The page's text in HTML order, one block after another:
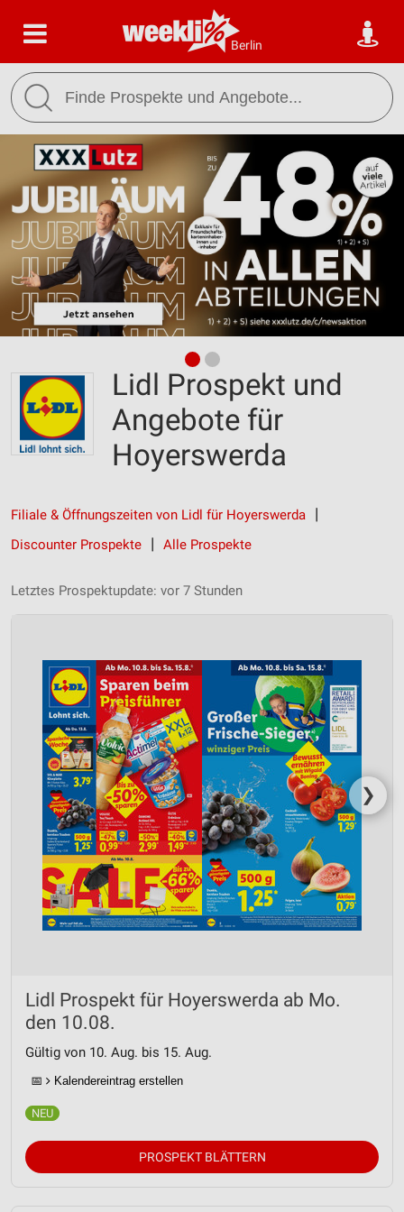
Berlin
Lidl Prospekt und
Angebote für
Hoyerswerda
Filiale & Öffnungszeiten von Lidl für Hoyerswerda
Discounter Prospekte
Alle Prospekte
Letztes Prospektupdate: vor 7 Stunden
❯
Lidl Prospekt für Hoyerswerda ab Mo.
den 10.08.
Gültig von 10. Aug. bis 15. Aug.
📅 Kalendereintrag erstellen
PROSPEKT BLÄTTERN